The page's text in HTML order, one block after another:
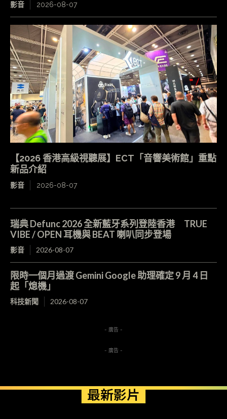
影音 2026-08-07
【2026 香港高級視聽展】ECT「音響美術館」重點
新品介紹
影音 2026-08-07
瑞典 Defunc 2026 全新藍牙系列登陸香港 TRUE
VIBE / OPEN 耳機與 BEAT 喇叭同步登場
影音 2026-08-07
限時一個月過渡 Gemini Google 助理確定 9 月 4 日
起「熄機」
科技新聞 2026-08-07
- 廣告 -
- 廣告 -
最新影片